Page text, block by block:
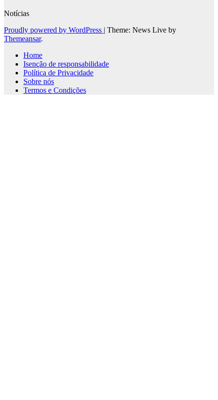
Notícias
Proudly powered by WordPress | Theme: News Live by
Themeansar.
Home
Isenção de responsabilidade
Política de Privacidade
Sobre nós
Termos e Condições